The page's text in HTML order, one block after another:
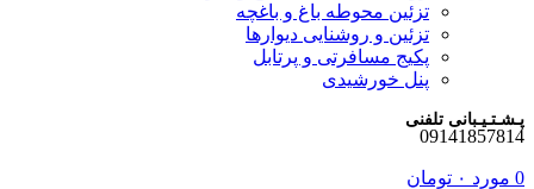
تزئین محوطه باغ و باغچه
تزئین و روشنایی دیوارها
پکیج مسافرتی و پرتابل
پنل خورشیدی
پـشـتـیـبانی تلفنی
09141857814
0 مورد ۰ تومان